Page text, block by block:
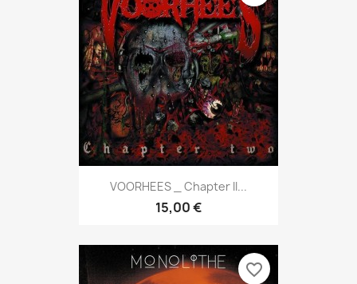
VOORHEES _ Chapter II...
15,00 €
favorite_border